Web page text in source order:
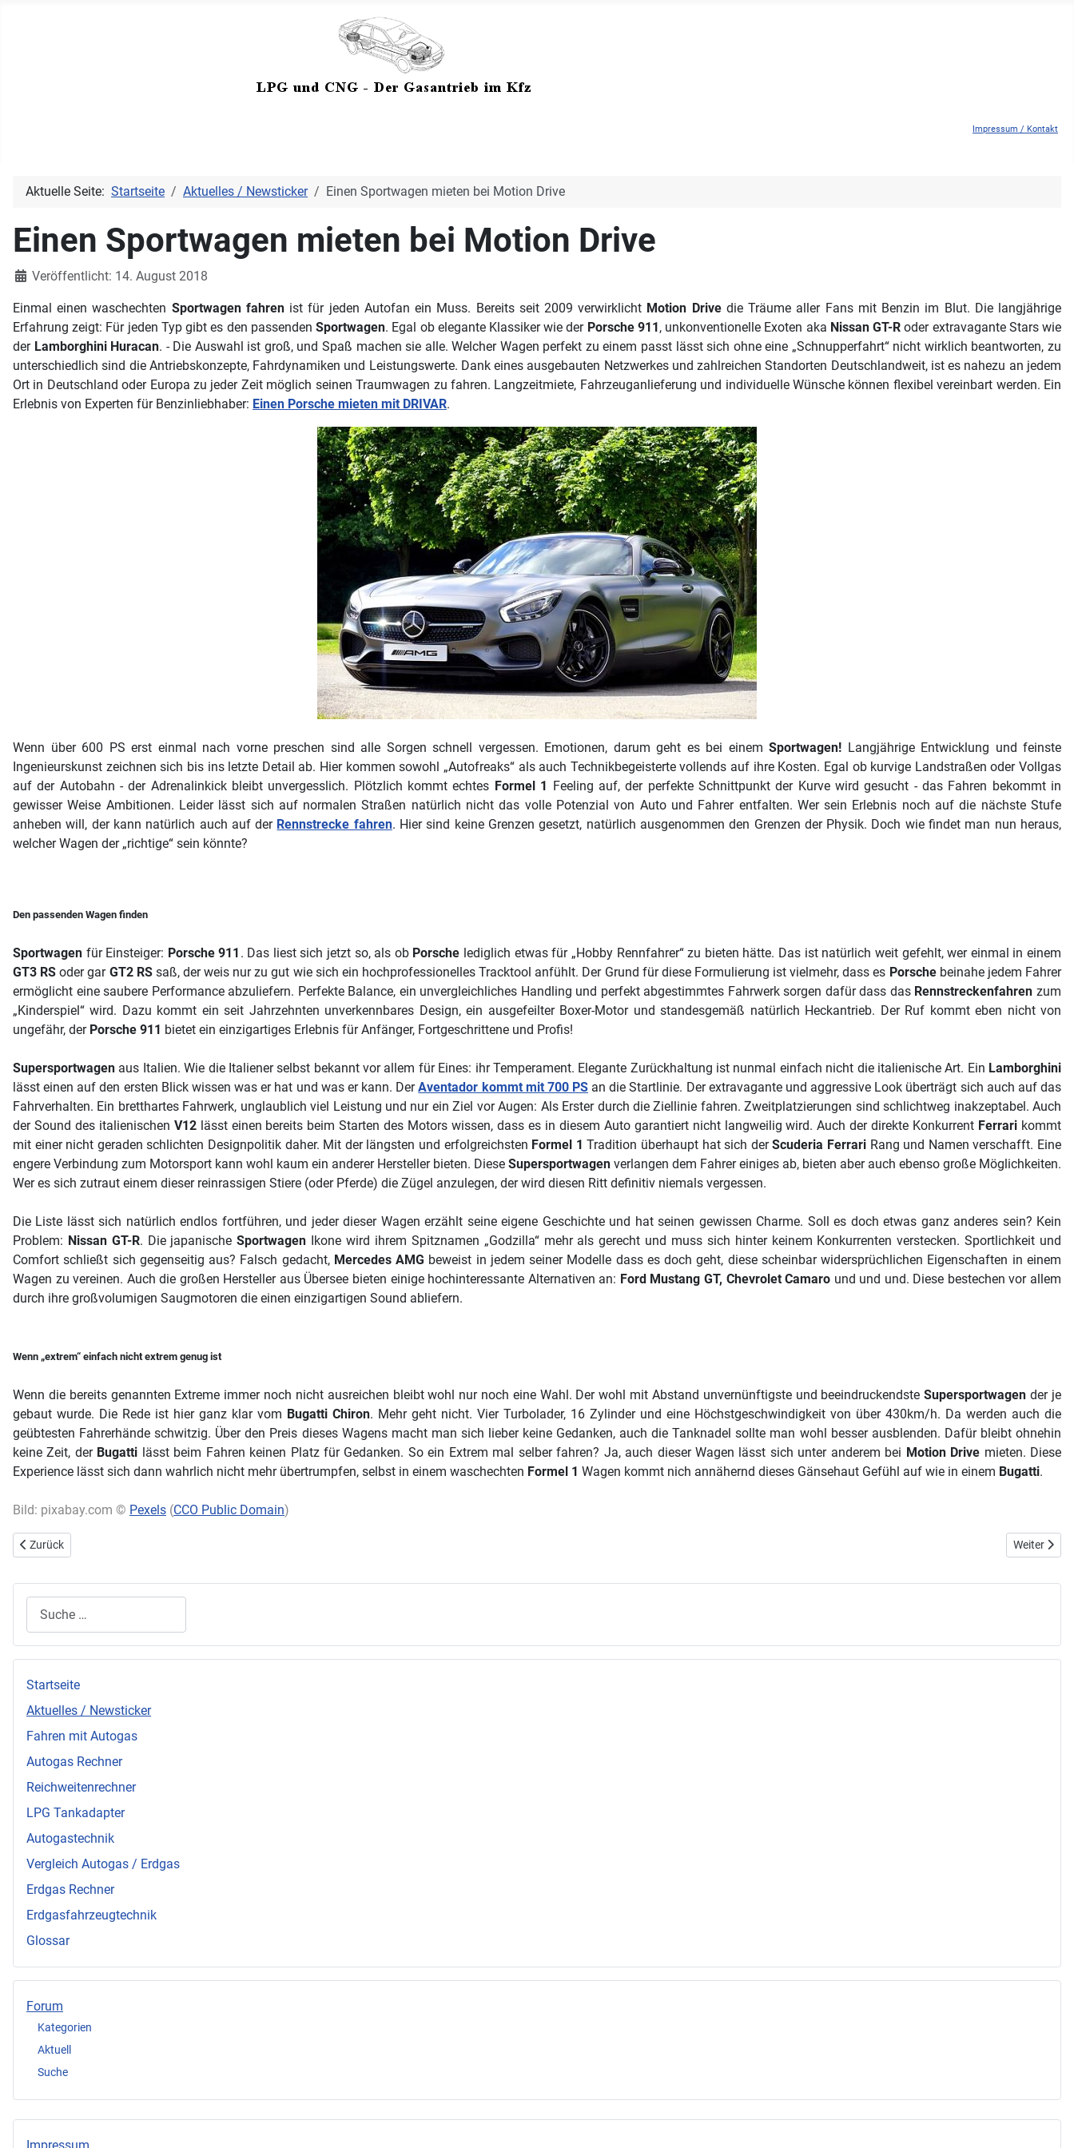
Impressum / Kontakt
Aktuelle Seite: Startseite Aktuelles / Newsticker Einen Sportwagen mieten bei Motion Drive
Einen Sportwagen mieten bei Motion Drive
DetailsVeröffentlicht: 14. August 2018
Einmal einen waschechten Sportwagen fahrenist für jeden Autofan ein Muss. Bereits seit 2009 verwirklicht Motion Drivedie Träume aller Fans mit Benzin im Blut. Die langjährige
Erfahrung zeigt: Für jeden Typ gibt es den passendenSportwagen. Egal ob elegante Klassiker wie der Porsche 911, unkonventionelle Exoten aka Nissan GT-R oder extravagante Stars wie
der Lamborghini Huracan. - Die Auswahl ist groß, und Spaß machen sie alle. Welcher Wagen perfekt zu einem passt lässt sich ohne eine „Schnupperfahrt“ nicht wirklich beantworten, zu
unterschiedlich sind die Antriebskonzepte, Fahrdynamiken und Leistungswerte. Dank eines ausgebauten Netzwerkes und zahlreichen Standorten Deutschlandweit, ist es nahezu an jedem
Ort in Deutschland oder Europa zu jeder Zeit möglich seinen Traumwagen zu fahren. Langzeitmiete, Fahrzeuganlieferung und individuelle Wünsche können flexibel vereinbart werden. Ein
Erlebnis von Experten für Benzinliebhaber: Einen Porsche mieten mit DRIVAR.
Wenn über 600 PS erst einmal nach vorne preschen sind alle Sorgen schnell vergessen. Emotionen, darum geht es bei einem Sportwagen! Langjährige Entwicklung und feinste
Ingenieurskunst zeichnen sich bis ins letzte Detail ab. Hier kommen sowohl „Autofreaks“ als auch Technikbegeisterte vollends auf ihre Kosten. Egal ob kurvige Landstraßen oder Vollgas
auf der Autobahn - der Adrenalinkick bleibt unvergesslich. Plötzlich kommt echtes Formel 1 Feeling auf, der perfekte Schnittpunkt der Kurve wird gesucht - das Fahren bekommt in
gewisser Weise Ambitionen. Leider lässt sich auf normalen Straßen natürlich nicht das volle Potenzial von Auto und Fahrer entfalten. Wer sein Erlebnis noch auf die nächste Stufe
anheben will, der kann natürlich auch auf der Rennstrecke fahren. Hier sind keine Grenzen gesetzt, natürlich ausgenommen den Grenzen der Physik. Doch wie findet man nun heraus,
welcher Wagen der „richtige“ sein könnte?
Den passenden Wagen finden
Sportwagen für Einsteiger: Porsche 911 . Das liest sich jetzt so, als ob Porsche lediglich etwas für „Hobby Rennfahrer“ zu bieten hätte. Das ist natürlich weit gefehlt, wer einmal in einem
GT3 RS oder gar GT2 RSsaß, der weis nur zu gut wie sich ein hochprofessionelles Tracktool anfühlt. Der Grund für diese Formulierung ist vielmehr, dass es Porschebeinahe jedem Fahrer
ermöglicht eine saubere Performance abzuliefern. Perfekte Balance, ein unvergleichliches Handling und perfekt abgestimmtes Fahrwerk sorgen dafür dass das Rennstreckenfahren zum
„Kinderspiel“ wird. Dazu kommt ein seit Jahrzehnten unverkennbares Design, ein ausgefeilter Boxer-Motor und standesgemäß natürlich Heckantrieb. Der Ruf kommt eben nicht von
ungefähr, der Porsche 911 bietet ein einzigartiges Erlebnis für Anfänger, Fortgeschrittene und Profis!
Supersportwagen aus Italien. Wie die Italiener selbst bekannt vor allem für Eines: ihr Temperament. Elegante Zurückhaltung ist nunmal einfach nicht die italienische Art. Ein Lamborghini
lässt einen auf den ersten Blick wissen was er hat und was er kann. DerAventador kommt mit 700 PSan die Startlinie. Der extravagante und aggressive Look überträgt sich auch auf das
Fahrverhalten. Ein bretthartes Fahrwerk, unglaublich viel Leistung und nur ein Ziel vor Augen: Als Erster durch die Ziellinie fahren. Zweitplatzierungen sind schlichtweg inakzeptabel. Auch
der Sound des italienischen V12lässt einen bereits beim Starten des Motors wissen, dass es in diesem Auto garantiert nicht langweilig wird. Auch der direkte Konkurrent Ferrari kommt
mit einer nicht geraden schlichten Designpolitik daher. Mit der längsten und erfolgreichsten Formel 1 Tradition überhaupt hat sich derScuderia Ferrari Rang und Namen verschafft. Eine
engere Verbindung zum Motorsport kann wohl kaum ein anderer Hersteller bieten. Diese Supersportwagen verlangen dem Fahrer einiges ab, bieten aber auch ebenso große Möglichkeiten.
Wer es sich zutraut einem dieser reinrassigen Stiere (oder Pferde) die Zügel anzulegen, der wird diesen Ritt definitiv niemals vergessen.
Die Liste lässt sich natürlich endlos fortführen, und jeder dieser Wagen erzählt seine eigene Geschichte und hat seinen gewissen Charme. Soll es doch etwas ganz anderes sein? Kein
Problem: Nissan GT-R. Die japanischeSportwagen Ikone wird ihrem Spitznamen „Godzilla“ mehr als gerecht und muss sich hinter keinem Konkurrenten verstecken. Sportlichkeit und
Comfort schließt sich gegenseitig aus? Falsch gedacht, Mercedes AMG beweist in jedem seiner Modelle dass es doch geht, diese scheinbar widersprüchlichen Eigenschaften in einem
Wagen zu vereinen. Auch die großen Hersteller aus Übersee bieten einige hochinteressante Alternativen an: Ford Mustang GT, Chevrolet Camaro und und und. Diese bestechen vor allem
durch ihre großvolumigen Saugmotoren die einen einzigartigen Sound abliefern.
Wenn „extrem“ einfach nicht extrem genug ist
Wenn die bereits genannten Extreme immer noch nicht ausreichen bleibt wohl nur noch eine Wahl. Der wohl mit Abstand unvernünftigste und beeindruckendsteSupersportwagen der je
gebaut wurde. Die Rede ist hier ganz klar vom Bugatti Chiron. Mehr geht nicht. Vier Turbolader, 16 Zylinder und eine Höchstgeschwindigkeit von über 430km/h. Da werden auch die
geübtesten Fahrerhände schwitzig. Über den Preis dieses Wagens macht man sich lieber keine Gedanken, auch die Tanknadel sollte man wohl besser ausblenden. Dafür bleibt ohnehin
keine Zeit, der Bugatti lässt beim Fahren keinen Platz für Gedanken. So ein Extrem mal selber fahren? Ja, auch dieser Wagen lässt sich unter anderem bei Motion Drive mieten. Diese
Experience lässt sich dann wahrlich nicht mehr übertrumpfen, selbst in einem waschechten Formel 1 Wagen kommt nich annähernd dieses Gänsehaut Gefühl auf wie in einem Bugatti.
Bild: pixabay.com © Pexels (CCO Public Domain)
Vorheriger Beitrag: Berühmte Rennserien und der Weg zu mehr Umweltschutz
Zurück Nächster
Weiter
Startseite
Aktuelles / Newsticker
Fahren mit Autogas
Autogas Rechner
Reichweitenrechner
LPG Tankadapter
Autogastechnik
Vergleich Autogas / Erdgas
Erdgas Rechner
Erdgasfahrzeugtechnik
Glossar
Forum
Kategorien
Aktuell
Suche